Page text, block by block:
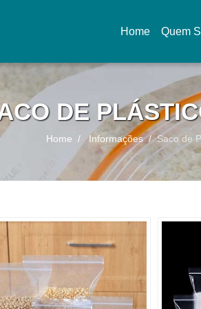
Home
(current)
Quem
DE
Home Informações Saco de